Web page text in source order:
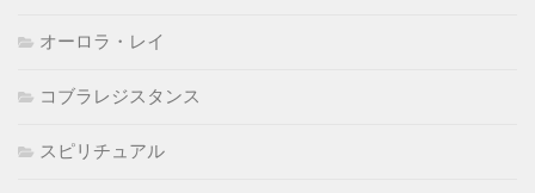
オーロラ・レイ
コブラレジスタンス
スピリチュアル